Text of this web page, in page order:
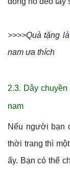
>>>>Quà tặng là
nam ưa thích
2.3. Dây
nam
Nếu người bạn
thời trang thì
ấy. Bạn có thể